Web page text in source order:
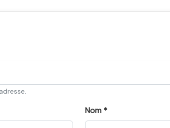
Nom *